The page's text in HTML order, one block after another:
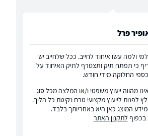
פרל
ולמה עשו איחוד לחייב. ככל שלחייב יש
כי תפתח תיק ותצטרף לתיק האיחוד על
החלוקה מידי חודש.
מהווה ייעוץ משפטי ו/או המלצה מכל סוג
לפנות לייעוץ מקצועי טרם נקיטת כל הליך.
המוצג כאן היא באחריותך בלבד.
בכפוף לתקנון האתר